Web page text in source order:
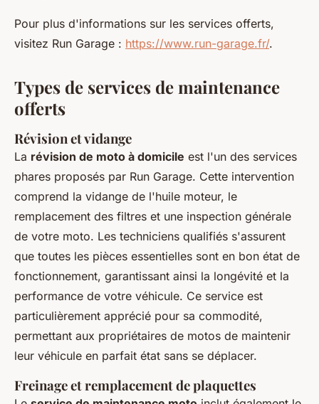
Pour plus d'informations sur les services offerts,
visitez Run Garage : https://www.run-garage.fr/.
Types de services de maintenance
offerts
Révision et vidange
La révision de moto à domicile est l'un des services
phares proposés par Run Garage. Cette intervention
comprend la vidange de l'huile moteur, le
remplacement des filtres et une inspection générale
de votre moto. Les techniciens qualifiés s'assurent
que toutes les pièces essentielles sont en bon état de
fonctionnement, garantissant ainsi la longévité et la
performance de votre véhicule. Ce service est
particulièrement apprécié pour sa commodité,
permettant aux propriétaires de motos de maintenir
leur véhicule en parfait état sans se déplacer.
Freinage et remplacement de plaquettes